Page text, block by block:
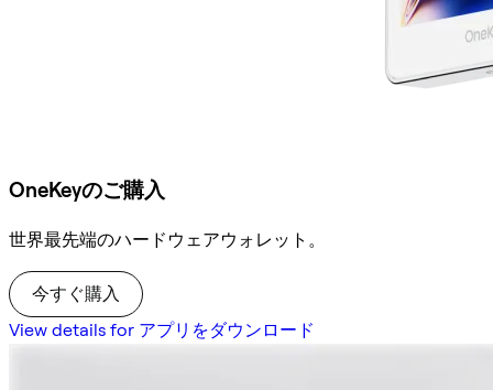
OneKeyのご購入
世界最先端のハードウェアウォレット。
今すぐ購入
View details for アプリをダウンロード